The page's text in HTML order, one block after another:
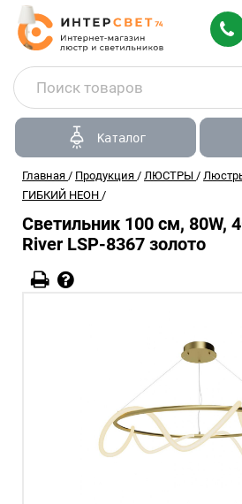
Каталог
Главная / Продукция / ЛЮСТРЫ /
ГИБКИЙ НЕОН /
Светильник 100 см, 80W,
River LSP-8367 золото